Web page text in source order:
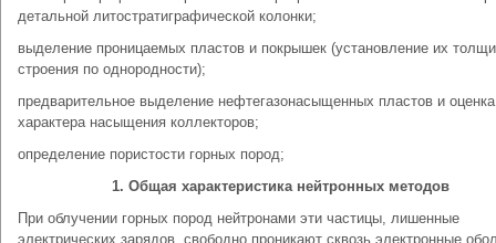
детальной литостратиграфической колонки;
выделение проницаемых пластов и покрышек (установление их
строения по однородности);
предварительное выделение нефтегазонасыщенных пластов и оценка
характера насыщения коллекторов;
определение пористости горных пород;
1. Общая характеристика нейтронных методов
При облучении горных пород нейтронами эти частицы, лишенные
электрических зарядов, свободно проникают сквозь электронные